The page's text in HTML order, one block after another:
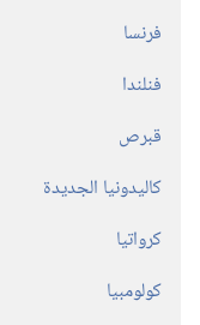
فرنسا
فنلندا
قبرص
كاليدونيا الجديدة
كرواتيا
كولومبيا